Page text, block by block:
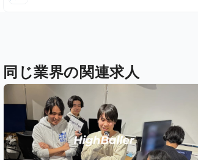
同じ業界の関連求人